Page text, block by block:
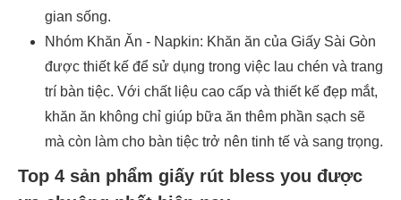
gian sống.
Nhóm Khăn Ăn - Napkin: Khăn ăn của Giấy Sài Gòn
được thiết kế để sử dụng trong việc lau chén và trang
trí bàn tiệc. Với chất liệu cao cấp và thiết kế đẹp mắt,
khăn ăn không chỉ giúp bữa ăn thêm phần sạch sẽ
mà còn làm cho bàn tiệc trở nên tinh tế và sang trọng.
Top 4 sản phẩm giấy rút bless you được